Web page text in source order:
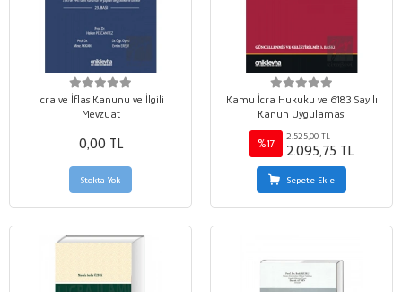
İcra ve İflas Kanunu ve İlgili
Mevzuat
0,00 TL
Stokta Yok
Kamu İcra Hukuku ve 6183 Sayılı
Kanun Uygulaması
%17
2.525,00 TL
2.095,75 TL
Sepete Ekle